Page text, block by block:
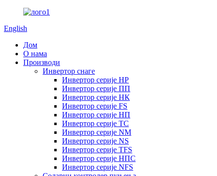
English
Дом
О нама
Производи
Инвертор снаге
Инвертор серије HP
Инвертор серије ПП
Инвертор серије НК
Инвертор серије FS
Инвертор серије НП
Инвертор серије ТС
Инвертор серије NM
Инвертор серије NS
Инвертор серије TFS
Инвертор серије НПС
Инвертор серије NFS